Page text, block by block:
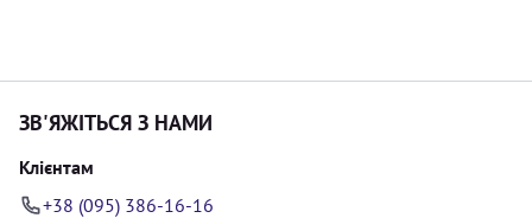
ЗВ'ЯЖІТЬСЯ З НАМИ
Клієнтам
+38 (095) 386-16-16